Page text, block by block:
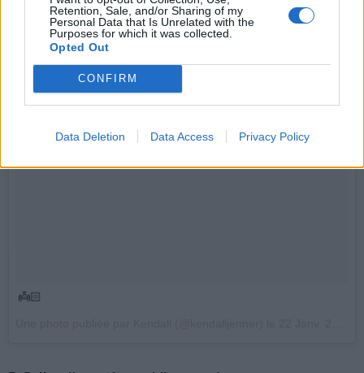
Retention, Sale, and/or Sharing of my
Personal Data that Is Unrelated with the
Purposes for which it was collected.
Opted Out
CONFIRM
Data Deletion Data Access Privacy Policy
👼🏻